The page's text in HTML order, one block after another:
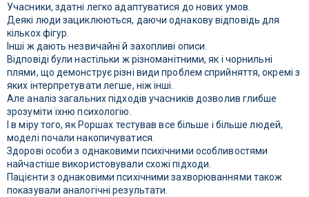
Учасники, здатні легко адаптуватися до нових умов.
Деякі люди зациклюються, даючи однакову відповідь для
кількох фігур.
Інші ж дають незвичайні й захопливі описи.
Відповіді були настільки ж різноманітними, як і чорнильні
плями, що демонструє різні види проблем сприйняття, окремі з
яких інтерпретувати легше, ніж інші.
Але аналіз загальних підходів учасників дозволив глибше
зрозуміти їхню психологію.
І в міру того, як Роршах тестував все більше і більше людей,
моделі почали накопичуватися.
Здорові особи з однаковими психічними особливостями
найчастіше використовували схожі підходи.
Пацієнти з однаковими психічними захворюваннями також
показували аналогічні результати.